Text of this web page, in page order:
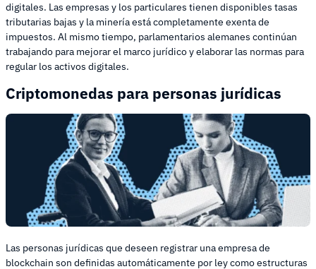
digitales. Las empresas y los particulares tienen disponibles tasas
tributarias bajas y la minería está completamente exenta de
impuestos. Al mismo tiempo, parlamentarios alemanes continúan
trabajando para mejorar el marco jurídico y elaborar las normas para
regular los activos digitales.
Criptomonedas para personas jurídicas
Las personas jurídicas que deseen registrar una empresa de
blockchain son definidas automáticamente por ley como estructuras